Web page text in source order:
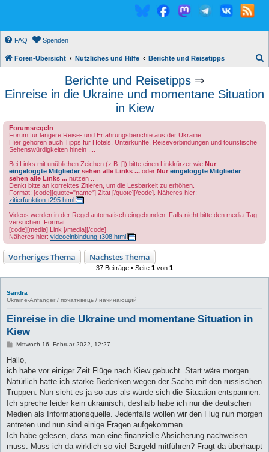
FAQ Spenden
Foren-Übersicht Nützliches und Hilfe Berichte und Reisetipps
Berichte und Reisetipps⇒
Einreise in die Ukraine und momentane Situation
in Kiew
Forumsregeln
Forum für längere Reise- und Erfahrungsberichte aus der Ukraine.
Hier gehören auch Tipps für Hotels, Unterkünfte, Reiseverbindungen und touristische
Sehenswürdigkeiten hinein ....
Bei Links mit unüblichen Zeichen (z.B. []) bitte einen Linkkürzer wie Nur
eingeloggte Mitgliedersehen alle Links ... oder Nur eingeloggte Mitglieder
sehen alle Links ... nutzen ....
Denkt bitte an korrektes Zitieren, um die Lesbarkeit zu erhöhen.
Format: [code][quote="name"] Zitat [/quote][/code]. Näheres hier:
zitierfunktion-t295.html
Videos werden in der Regel automatisch eingebunden. Falls nicht bitte den media-Tag
versuchen. Format:
[code][media] Link [/media][/code].
Näheres hier: videoeinbindung-t308.html
Vorheriges Thema Nächstes Thema
37 Beiträge • Seite 1 von 1
Sandra
Ukraine-Anfänger / початківець / начинающий
Einreise in die Ukraine und momentane Situation in
Kiew
B
i
r
a
Mittwoch 16. Februar 2022, 12:27
Hallo,
ich habe vor einiger Zeit Flüge nach Kiew gebucht. Start wäre morgen.
Natürlich hatte ich starke Bedenken wegen der Sache mit den russischen
Truppen. Nun sieht es ja so aus als würde sich die Situation entspannen.
Ich spreche leider kein ukrainisch, deshalb habe ich nur die deutschen
Medien als Informationsquelle. Jedenfalls wollen wir den Flug nun morgen
antreten und nun sind einige Fragen aufgekommen.
Ich habe gelesen, dass man eine finanzielle Absicherung nachweisen
muss. Muss ich da wirklich so viel Bargeld mitführen? Fragt da überhaupt